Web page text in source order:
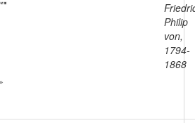
Philip
von,
1794-
1868